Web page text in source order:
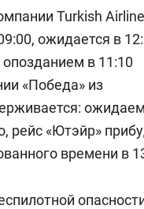
Turkish
ожидается в
в 11:10
«Победа» из
рейс «Ютэйр»
времени в